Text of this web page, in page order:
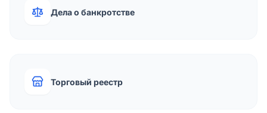
Дела о банкротстве
Торговый реестр